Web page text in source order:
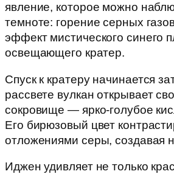
явление, которое можно
темноте: горение серных
эффект мистического синего
освещающего кратер.
Спуск к кратеру начинается
рассвете вулкан открывает
сокровище — ярко-голубое
Его бирюзовый цвет
отложениями серы, создавая
Иджен удивляет не только